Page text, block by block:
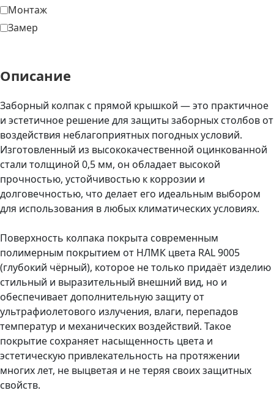
Монтаж
Замер
Описание
Заборный колпак с прямой крышкой — это практичное
и эстетичное решение для защиты заборных столбов от
воздействия неблагоприятных погодных условий.
Изготовленный из высококачественной оцинкованной
стали толщиной 0,5 мм, он обладает высокой
прочностью, устойчивостью к коррозии и
долговечностью, что делает его идеальным выбором
для использования в любых климатических условиях.
Поверхность колпака покрыта современным
полимерным покрытием от НЛМК цвета RAL 9005
(глубокий чёрный), которое не только придаёт изделию
стильный и выразительный внешний вид, но и
обеспечивает дополнительную защиту от
ультрафиолетового излучения, влаги, перепадов
температур и механических воздействий. Такое
покрытие сохраняет насыщенность цвета и
эстетическую привлекательность на протяжении
многих лет, не выцветая и не теряя своих защитных
свойств.